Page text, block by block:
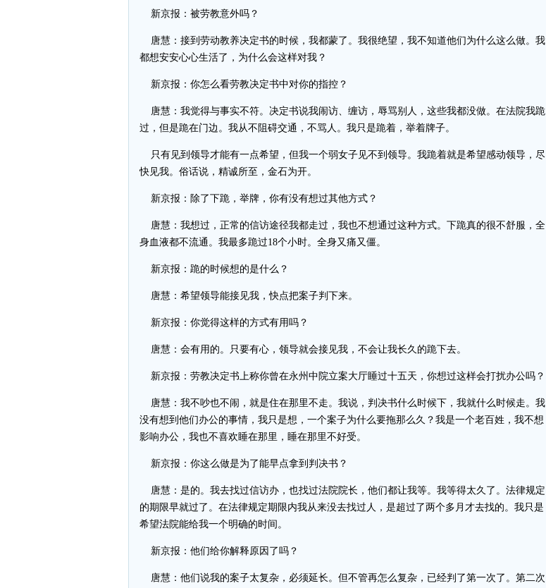
新京报：被劳教意外吗？
唐慧：接到劳动教养决定书的时候，我都蒙了。我很绝望，我不知道他们为什么这么做。我
都想安安心心生活了，为什么会这样对我？
新京报：你怎么看劳教决定书中对你的指控？
唐慧：我觉得与事实不符。决定书说我闹访、缠访，辱骂别人，这些我都没做。在法院我跪
过，但是跪在门边。我从不阻碍交通，不骂人。我只是跪着，举着牌子。
只有见到领导才能有一点希望，但我一个弱女子见不到领导。我跪着就是希望感动领导，尽
快见我。俗话说，精诚所至，金石为开。
新京报：除了下跪，举牌，你有没有想过其他方式？
唐慧：我想过，正常的信访途径我都走过，我也不想通过这种方式。下跪真的很不舒服，全
身血液都不流通。我最多跪过18个小时。全身又痛又僵。
新京报：跪的时候想的是什么？
唐慧：希望领导能接见我，快点把案子判下来。
新京报：你觉得这样的方式有用吗？
唐慧：会有用的。只要有心，领导就会接见我，不会让我长久的跪下去。
新京报：劳教决定书上称你曾在永州中院立案大厅睡过十五天，你想过这样会打扰办公吗？
唐慧：我不吵也不闹，就是住在那里不走。我说，判决书什么时候下，我就什么时候走。我
没有想到他们办公的事情，我只是想，一个案子为什么要拖那么久？我是一个老百姓，我不想
影响办公，我也不喜欢睡在那里，睡在那里不好受。
新京报：你这么做是为了能早点拿到判决书？
唐慧：是的。我去找过信访办，也找过法院院长，他们都让我等。我等得太久了。法律规定
的期限早就过了。在法律规定期限内我从来没去找过人，是超过了两个多月才去找的。我只是
希望法院能给我一个明确的时间。
新京报：他们给你解释原因了吗？
唐慧：他们说我的案子太复杂，必须延长。但不管再怎么复杂，已经判了第一次了。第二次